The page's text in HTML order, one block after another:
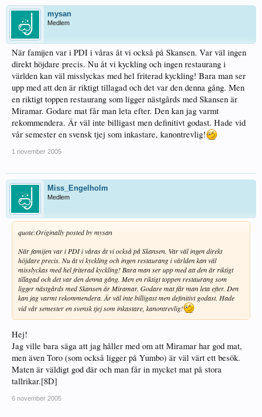
mysan
Medlem
När famijen var i PDI i våras åt vi också på Skansen. Var väl ingen
direkt höjdare precis. Nu åt vi kyckling och ingen restaurang i
världen kan väl misslyckas med hel friterad kyckling! Bara man ser
upp med att den är riktigt tillagad och det var den denna gång. Men
en riktigt toppen restaurang som ligger nästgårds med Skansen är
Miramar. Godare mat får man leta efter. Den kan jag varmt
rekommendera. Är väl inte billigast men definitivt godast. Hade vid
vår semester en svensk tjej som inkastare, kanontrevlig!
1 november 2005
Miss_Engelholm
Medlem
quote:Originally posted by mysan
När famijen var i PDI i våras åt vi också på Skansen. Var väl ingen direkt
höjdare precis. Nu åt vi kyckling och ingen restaurang i världen kan väl
misslyckas med hel friterad kyckling! Bara man ser upp med att den är riktigt
tillagad och det var den denna gång. Men en riktigt toppen restaurang som
ligger nästgårds med Skansen är Miramar. Godare mat får man leta efter. Den
kan jag varmt rekommendera. Är väl inte billigast men definitivt godast. Hade
vid vår semester en svensk tjej som inkastare, kanontrevlig!
Hej!
Jag ville bara säga att jag håller med om att Miramar har god mat,
men även Toro (som också ligger på Yumbo) är väl värt ett besök.
Maten är väldigt god där och man får in mycket mat på stora
tallrikar.[8D]
6 november 2005